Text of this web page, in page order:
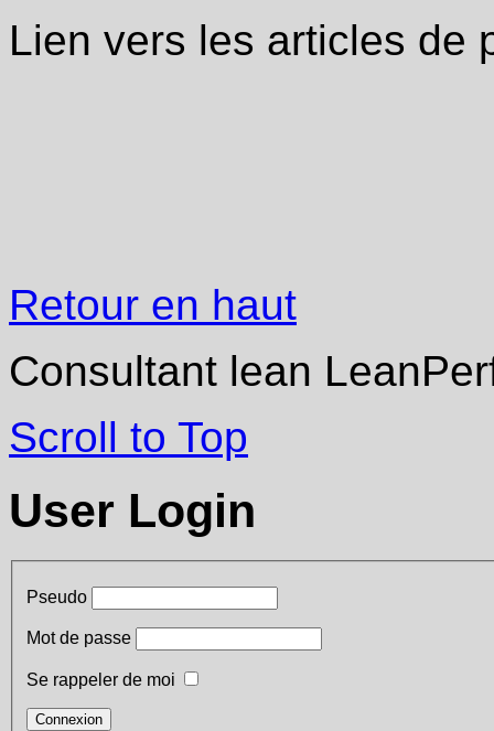
Lien vers les articles de
Retour en haut
Consultant lean
Scroll to Top
User Login
Pseudo
Mot de passe
Se rappeler de moi